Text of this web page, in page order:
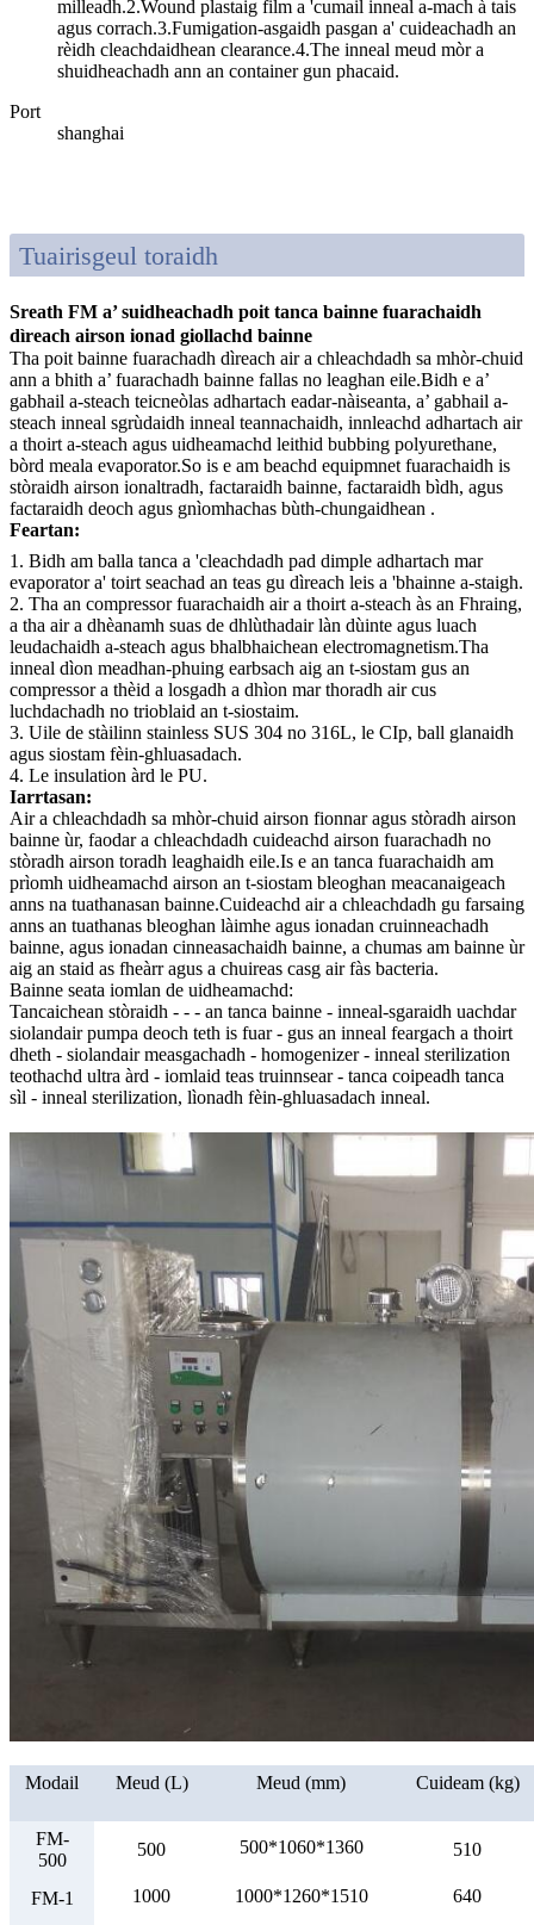
milleadh.2.Wound plastaig film a 'cumail inneal a-mach à tais
agus corrach.3.Fumigation-asgaidh pasgan a' cuideachadh an
rèidh cleachdaidhean clearance.4.The inneal meud mòr a
shuidheachadh ann an container gun phacaid.
Port
shanghai
Tuairisgeul toraidh
Sreath FM a’ suidheachadh poit tanca bainne fuarachaidh
dìreach airson ionad giollachd bainne
Tha poit bainne fuarachadh dìreach air a chleachdadh sa mhòr-chuid
ann a bhith a’ fuarachadh bainne fallas no leaghan eile.Bidh e a’
gabhail a-steach teicneòlas adhartach eadar-nàiseanta, a’ gabhail a-
steach inneal sgrùdaidh inneal teannachaidh, innleachd adhartach air
a thoirt a-steach agus uidheamachd leithid bubbing polyurethane,
bòrd meala evaporator.So is e am beachd equipmnet fuarachaidh is
stòraidh airson ionaltradh, factaraidh bainne, factaraidh bìdh, agus
factaraidh deoch agus gnìomhachas bùth-chungaidhean .
Feartan:
1. Bidh am balla tanca a 'cleachdadh pad dimple adhartach mar
evaporator a' toirt seachad an teas gu dìreach leis a 'bhainne a-staigh.
2. Tha an compressor fuarachaidh air a thoirt a-steach às an Fhraing,
a tha air a dhèanamh suas de dhlùthadair làn dùinte agus luach
leudachaidh a-steach agus bhalbhaichean electromagnetism.Tha
inneal dìon meadhan-phuing earbsach aig an t-siostam gus an
compressor a thèid a losgadh a dhìon mar thoradh air cus
luchdachadh no trioblaid an t-siostaim.
3. Uile de stàilinn stainless SUS 304 no 316L, le CIp, ball glanaidh
agus siostam fèin-ghluasadach.
4. Le insulation àrd le PU.
Iarrtasan:
Air a chleachdadh sa mhòr-chuid airson fionnar agus stòradh airson
bainne ùr, faodar a chleachdadh cuideachd airson fuarachadh no
stòradh airson toradh leaghaidh eile.Is e an tanca fuarachaidh am
prìomh uidheamachd airson an t-siostam bleoghan meacanaigeach
anns na tuathanasan bainne.Cuideachd air a chleachdadh gu farsaing
anns an tuathanas bleoghan làimhe agus ionadan cruinneachadh
bainne, agus ionadan cinneasachaidh bainne, a chumas am bainne ùr
aig an staid as fheàrr agus a chuireas casg air fàs bacteria.
Bainne seata iomlan de uidheamachd:
Tancaichean stòraidh - - - an tanca bainne - inneal-sgaraidh uachdar
siolandair pumpa deoch teth is fuar - gus an inneal feargach a thoirt
dheth - siolandair measgachadh - homogenizer - inneal sterilization
teothachd ultra àrd - iomlaid teas truinnsear - tanca coipeadh tanca
sìl - inneal sterilization, lìonadh fèin-ghluasadach inneal.
Modail Meud (L) Meud (mm) Cuideam (kg)
FM-
500
500 500*1060*1360 510
FM-1 1000 1000*1260*1510 640